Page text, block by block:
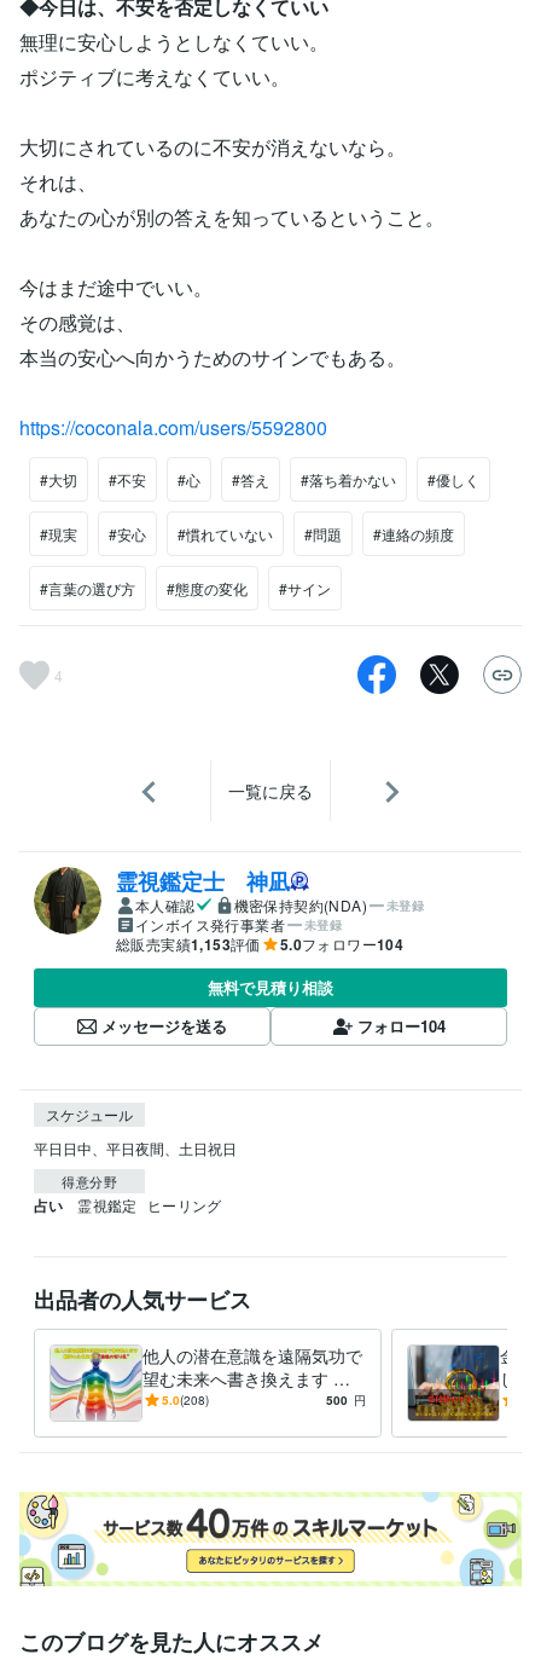
◆今日は、不安を否定しなくていい
無理に安心しようとしなくていい。
ポジティブに考えなくていい。
大切にされているのに不安が消えないなら。
それは、
あなたの心が別の答えを知っているということ。
今はまだ途中でいい。
その感覚は、
本当の安心へ向かうためのサインでもある。
https://coconala.com/users/5592800
#大切 #不安 #心 #答え #落ち着かない #優しく
#現実 #安心 #慣れていない #問題 #連絡の頻度
#言葉の選び方 #態度の変化 #サイン
4
一覧に戻る
霊視鑑定士 神凪
本人確認 機密保持契約(NDA) 未登録
インボイス発行事業者 未登録
総販売実績1,153評価 5.0フォロワー104
無料で見積り相談
メッセージを送る
フォロー104
スケジュール
平日日中、平日夜間、土日祝日
得意分野
占い 霊視鑑定 ヒーリング
出品者の人気サービス
他人の潜在意識を遠隔気功で
望む未来へ書き換えます 相
手の心・態度・行動が変わら
す
5.0(208) 500 円
金貨
し
別
このブログを見た人にオススメ